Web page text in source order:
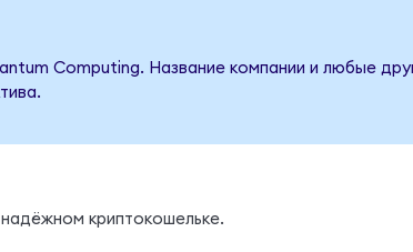
Computing. Название компании и любые
криптокошельке.